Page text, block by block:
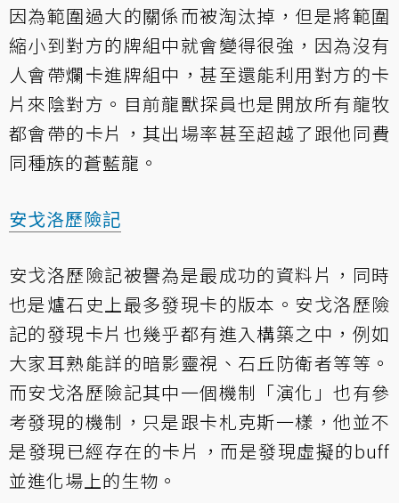
因為範圍過大的關係而被淘汰掉，但是將範圍
縮小到對方的牌組中就會變得很強，因為沒有
人會帶爛卡進牌組中，甚至還能利用對方的卡
片來陰對方。目前龍獸探員也是開放所有龍牧
都會帶的卡片，其出場率甚至超越了跟他同費
同種族的蒼藍龍。
安戈洛歷險記
安戈洛歷險記被譽為是最成功的資料片，同時
也是爐石史上最多發現卡的版本。安戈洛歷險
記的發現卡片也幾乎都有進入構築之中，例如
大家耳熟能詳的暗影靈視、石丘防衛者等等。
而安戈洛歷險記其中一個機制「演化」也有參
考發現的機制，只是跟卡札克斯一樣，他並不
是發現已經存在的卡片，而是發現虛擬的buff
並進化場上的生物。